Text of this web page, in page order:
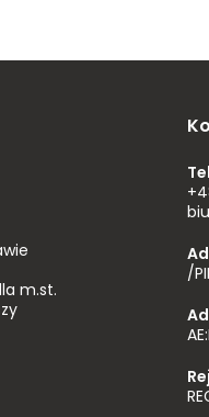
m.st.
/